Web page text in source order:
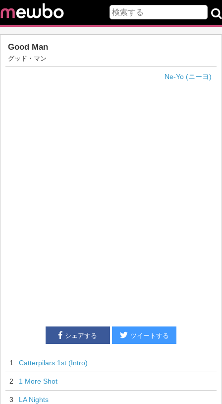
Good Man
グッド・マン
Ne-Yo (ニーヨ)
シェアする ツイートする
1 Catterpilars 1st (Intro)
2 1 More Shot
3 LA Nights